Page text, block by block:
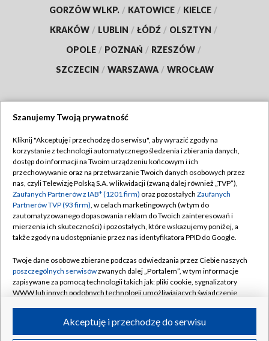
GORZÓW WLKP. / KATOWICE / KIELCE /
KRAKÓW / LUBLIN / ŁÓDŹ / OLSZTYN /
OPOLE / POZNAŃ / RZESZÓW /
SZCZECIN / WARSZAWA / WROCŁAW
TVP
Abonament TVP
Emisja w TVP
Centrum informacji TVP
Naziemna Telewizja Cyfrowa
Rada Programowa
System NOS
Informacje o nadawcy
Program dla prasy
Regulamin TVP
Polityka prywatności
Moje zgody
Pomoc
Kontakt
Kanały
Szanujemy Twoją prywatność
Kliknij "Akceptuję i przechodzę do serwisu", aby wyrazić zgody na
korzystanie z technologii automatycznego śledzenia i zbierania danych,
dostęp do informacji na Twoim urządzeniu końcowym i ich
przechowywanie oraz na przetwarzanie Twoich danych osobowych przez
nas, czyli Telewizję Polską S.A. w likwidacji (zwaną dalej również „TVP”),
Zaufanych Partnerów z IAB* (1201 firm) oraz pozostałych Zaufanych
Partnerów TVP (93 firm), w celach marketingowych (w tym do
zautomatyzowanego dopasowania reklam do Twoich zainteresowań i
mierzenia ich skuteczności) i pozostałych, które wskazujemy poniżej, a
także zgody na udostępnianie przez nas identyfikatora PPID do Google.
Twoje dane osobowe zbierane podczas odwiedzania przez Ciebie naszych
poszczególnych serwisówzwanych dalej „Portalem”, w tym informacje
zapisywane za pomocą technologii takich jak: pliki cookie, sygnalizatory
WWW lub innych podobnych technologii umożliwiających świadczenie
ruchu w Internecie.Akceptuję i przechodzę do serwisu